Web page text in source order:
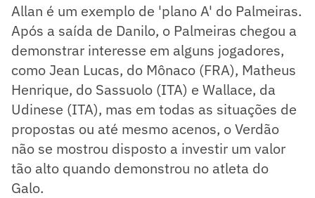
Allan é um exemplo de 'plano A' do Palmeiras.
Após a saída de Danilo, o Palmeiras chegou a
demonstrar interesse em alguns jogadores,
como Jean Lucas, do Mônaco (FRA), Matheus
Henrique, do Sassuolo (ITA) e Wallace, da
Udinese (ITA), mas em todas as situações de
propostas ou até mesmo acenos, o Verdão
não se mostrou disposto a investir um valor
tão alto quando demonstrou no atleta do
Galo.